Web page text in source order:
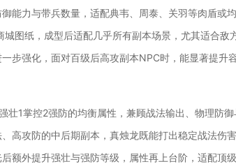
能力与带兵数量，适配典韦、周泰、关羽等肉盾或
图纸，成型后适配几乎所有副本场景，尤其适合敌
步强化，面对百级后高攻副本NPC时，能显著提升
1掌控2强防的均衡属性，兼顾战法输出、物理防御
高攻防的中后期副本，真烛龙既能打出稳定战法伤害
额外提升强壮与强防等级，属性再上台阶，适配顶